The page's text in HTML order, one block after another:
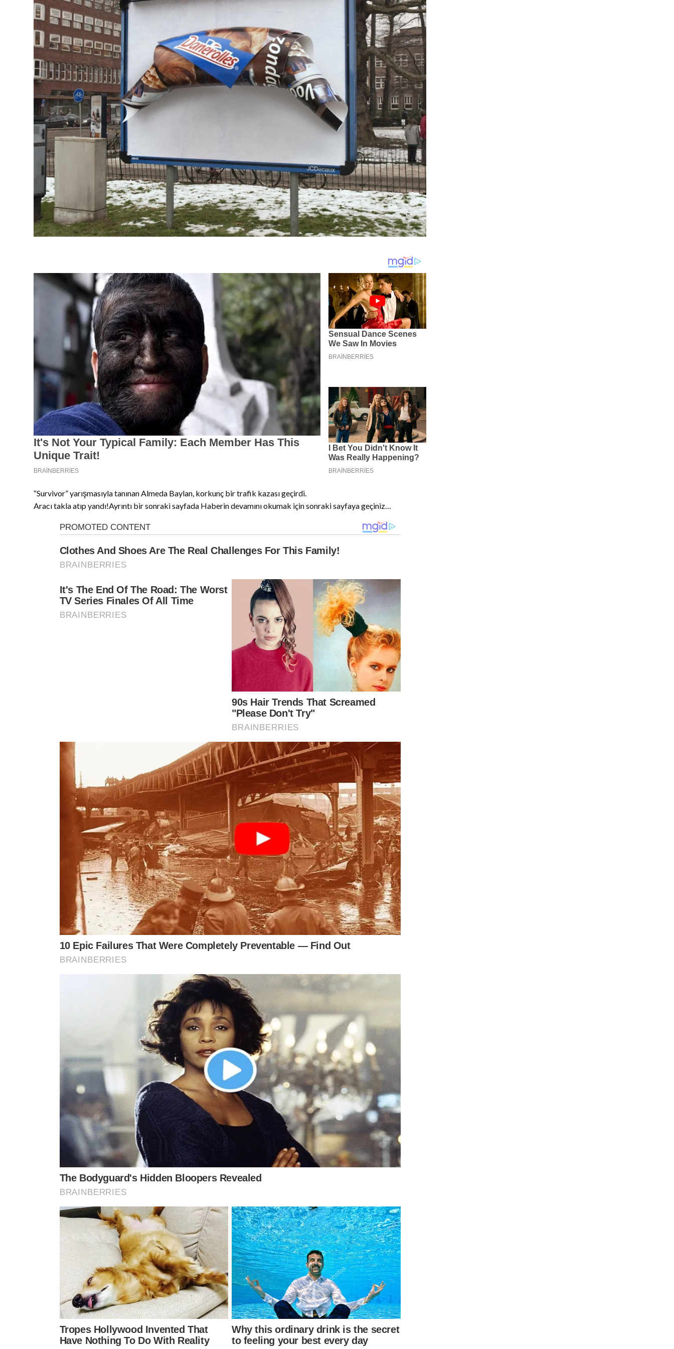
“Survivor” yarışmasıyla tanınan Almeda Baylan, korkunç bir trafik kazası geçirdi.
Aracı takla atıp yandı!Ayrıntı bir sonraki sayfada Haberin devamını okumak için sonraki sayfaya geçiniz…